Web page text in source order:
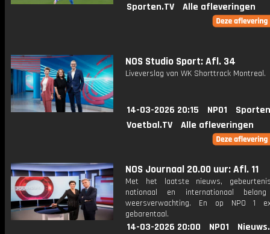
Sporten.TV
Alle afleveringen
NOS Studio Sport: Afl. 34
Liveverslag van WK Shorttrack Montreal.
14-03-2026 20:15 NPO1
Voetbal.TV
Alle afleveringen
NOS Journaal 20.00 uur: Afl. 11
Met het laatste nieuws,
nationaal en internationaal
weersverwachting. En op NPO 1
gebarentaal.
14-03-2026 20:00 NPO1